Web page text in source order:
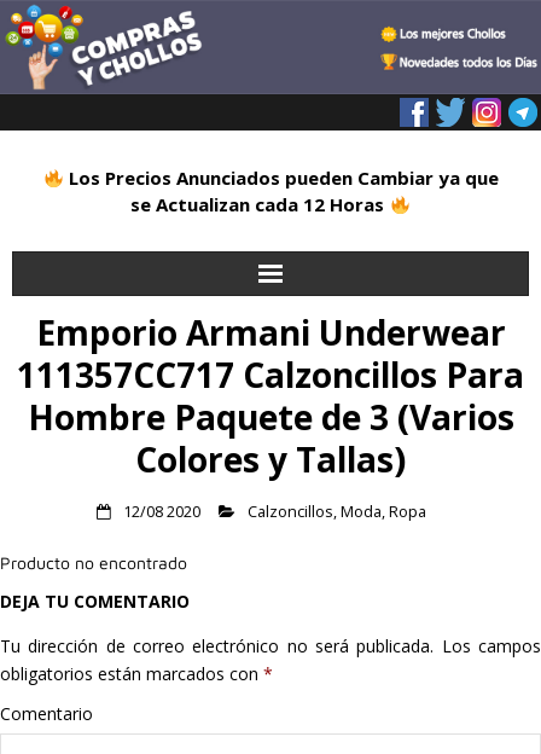
Los Precios Anunciados pueden Cambiar ya que
se Actualizan cada 12 Horas
Inicio
Alimentación
Deportes
Hogar
Listas
Emporio Armani Underwear
111357CC717 Calzoncillos Para
Hombre Paquete de 3 (Varios
Colores y Tallas)
12/08 2020 Calzoncillos,Moda,Ropa
Producto no encontrado
DEJA TU COMENTARIO
Tu dirección de correo electrónico no será publicada. Los campos
obligatorios están marcados con *
Comentario